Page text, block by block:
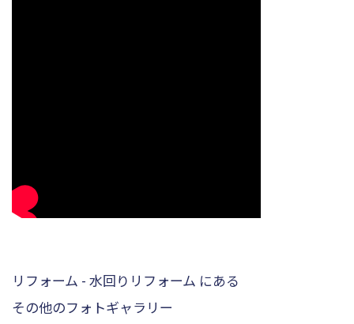
リフォーム - 水回りリフォーム にある
その他のフォトギャラリー